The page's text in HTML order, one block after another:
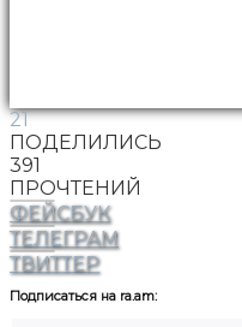
21
ПОДЕЛИЛИСЬ
391
ПРОЧТЕНИЙ
ФЕЙСБУК
ТЕЛЕГРАМ
ТВИТТЕР
Подписаться на ra.am: